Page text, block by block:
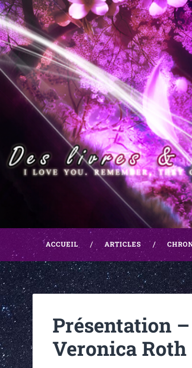
ACCUEIL ARTICLES
Présentation
Veronica Roth